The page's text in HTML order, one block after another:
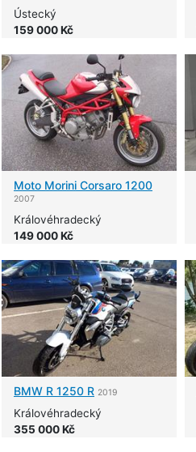
Ústecký
159 000 Kč
Moto Morini Corsaro 1200
2007
Královéhradecký
149 000 Kč
BMW R 1250 R 2019
Královéhradecký
355 000 Kč